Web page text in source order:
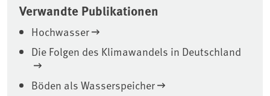
Verwandte Publikationen
Hochwasser
Die Folgen des Klimawandels in Deutschland
Böden als Wasserspeicher